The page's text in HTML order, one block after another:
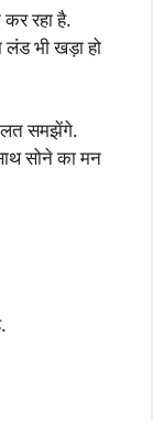
रहा है.
लंड भी खड़ा हो
समझेंगे.
सोने का मन